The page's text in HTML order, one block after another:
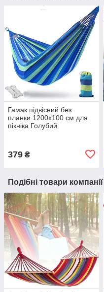
Гамак підвісний без
планки 1200х100 см для
пікніка Голубий
379 ₴
Подібні товари компанії